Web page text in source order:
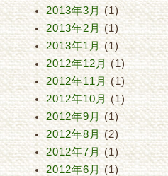
2013年3月 (1)
2013年2月 (1)
2013年1月 (1)
2012年12月(1)
2012年11月(1)
2012年10月(1)
2012年9月 (1)
2012年8月 (2)
2012年7月 (1)
2012年6月 (1)